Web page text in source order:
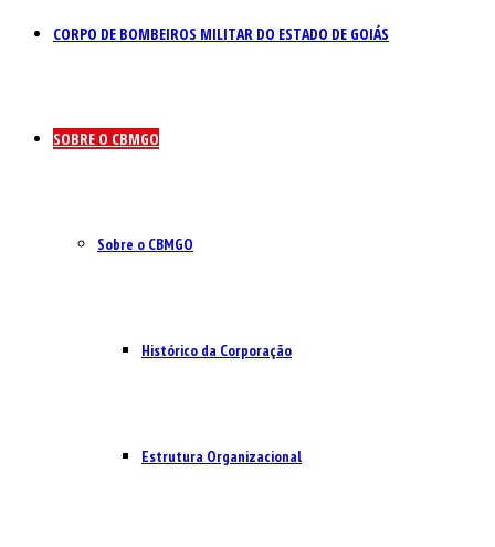
CORPO DE BOMBEIROS MILITAR DO ESTADO DE GOIÁS
SOBRE O CBMGO
Sobre o CBMGO
Histórico da Corporação
Estrutura Organizacional